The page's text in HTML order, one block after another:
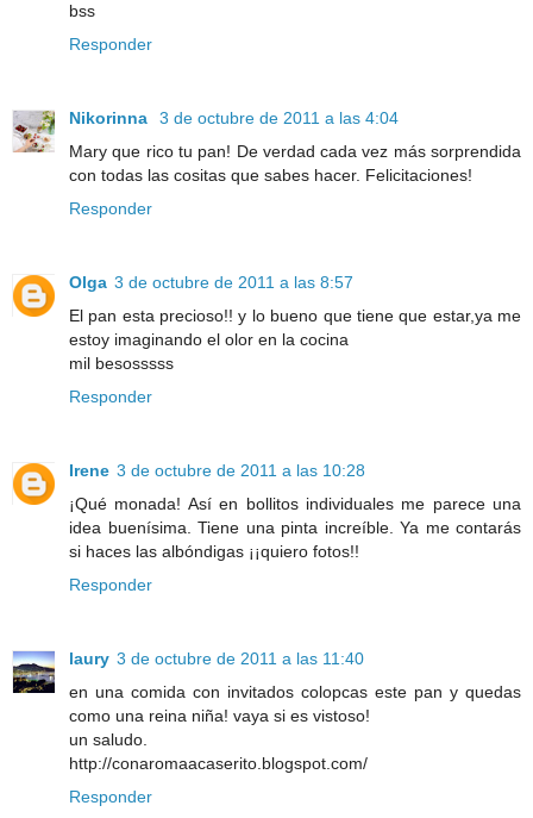
bss
Responder
Nikorinna
3 de octubre de 2011 a las 4:04
Mary que rico tu pan! De verdad cada vez más sorprendida
con todas las cositas que sabes hacer. Felicitaciones!
Responder
Olga 3 de octubre de 2011 a las 8:57
El pan esta precioso!! y lo bueno que tiene que estar,ya me
estoy imaginando el olor en la cocina
mil besosssss
Responder
Irene 3 de octubre de 2011 a las 10:28
¡Qué monada! Así en bollitos individuales me parece una
idea buenísima. Tiene una pinta increíble. Ya me contarás
si haces las albóndigas ¡¡quiero fotos!!
Responder
laury 3 de octubre de 2011 a las 11:40
en una comida con invitados colopcas este pan y quedas
como una reina niña! vaya si es vistoso!
un saludo.
http://conaromaacaserito.blogspot.com/
Responder